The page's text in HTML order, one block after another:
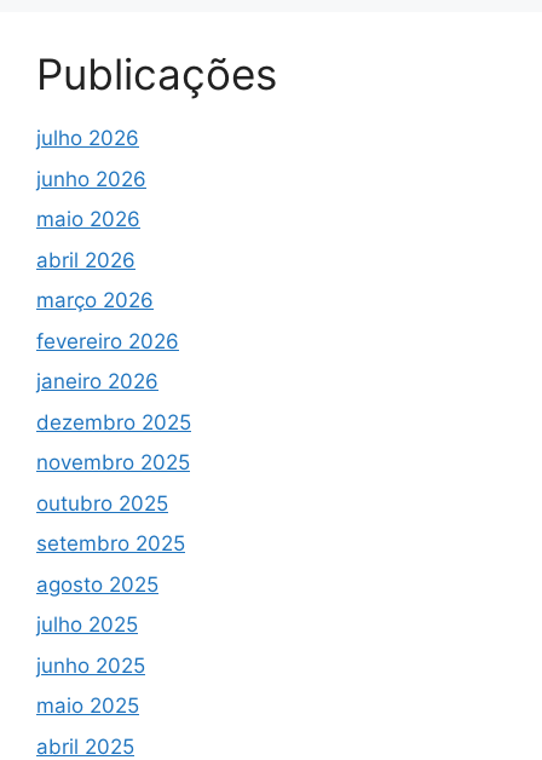
Publicações
julho 2026
junho 2026
maio 2026
abril 2026
março 2026
fevereiro 2026
janeiro 2026
dezembro 2025
novembro 2025
outubro 2025
setembro 2025
agosto 2025
julho 2025
junho 2025
maio 2025
abril 2025